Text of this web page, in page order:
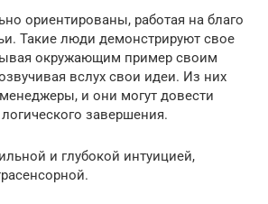
ориентированы, работая на благо
Такие люди демонстрируют свое
окружающим пример своим
вслух свои идеи. Из них
и они могут довести
завершения.
и глубокой интуицией,